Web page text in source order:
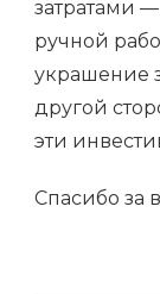
затратами
ручной
украшение
другой
эти
Спасибо за